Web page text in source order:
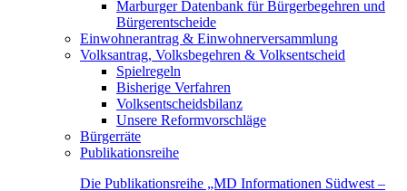
Marburger Datenbank für Bürgerbegehren und
Bürgerentscheide
Einwohnerantrag & Einwohnerversammlung
Volksantrag, Volksbegehren & Volksentscheid
Spielregeln
Bisherige Verfahren
Volksentscheidsbilanz
Unsere Reformvorschläge
Bürgerräte
Publikationsreihe
Die Publikationsreihe „MD Informationen Südwest –